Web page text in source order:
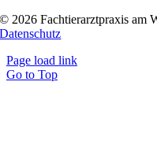
© 2026 Fachtierarztpraxis am
Datenschutz
Page load link
Go to Top